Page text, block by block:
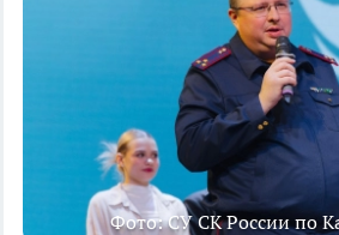
Фото: СУ СК России по